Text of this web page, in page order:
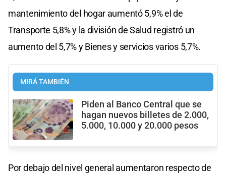
mantenimiento del hogar aumentó 5,9% el de
Transporte 5,8% y la división de Salud registró un
aumento del 5,7% y Bienes y servicios varios 5,7%.
MIRÁ TAMBIÉN
Piden al Banco Central que se
hagan nuevos billetes de 2.000,
5.000, 10.000 y 20.000 pesos
Por debajo del nivel general aumentaron respecto de